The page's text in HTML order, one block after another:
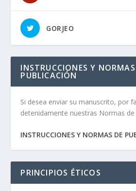
GORJEO
INSTRUCCIONES Y
PUBLICACIÓN
Si desea enviar su manuscrito, por
detenidamente nuestras Normas de
INSTRUCCIONES Y NORMAS DE
PRINCIPIOS ÉTICOS